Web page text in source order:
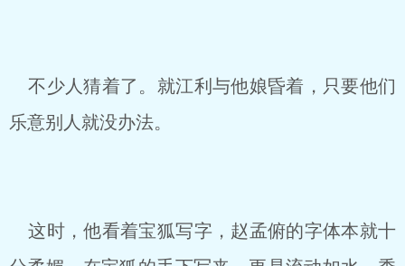
不少人猜着了。就江利与他娘昏着，只要他们
乐意别人就没办法。
这时，他看着宝狐写字，赵孟俯的字体本就十